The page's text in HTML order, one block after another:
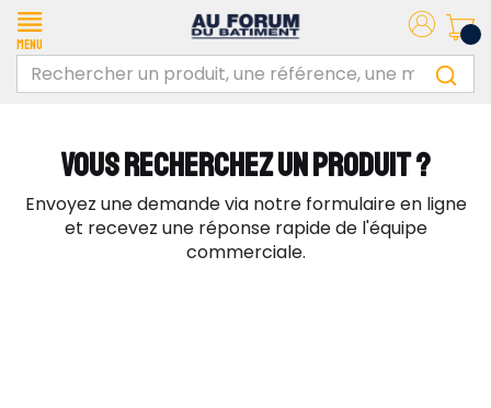
Menu
VOUS RECHERCHEZ UN PRODUIT ?
Envoyez une demande via notre formulaire en ligne
et recevez une réponse rapide de l'équipe
commerciale.